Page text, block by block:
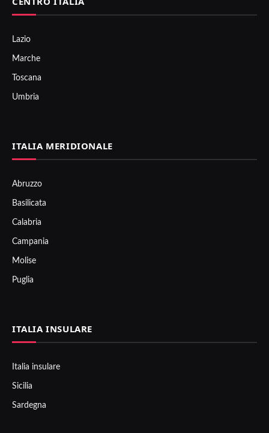
Lazio
Marche
Toscana
Umbria
ITALIA MERIDIONALE
Abruzzo
Basilicata
Calabria
Campania
Molise
Puglia
ITALIA INSULARE
Italia insulare
Sicilia
Sardegna